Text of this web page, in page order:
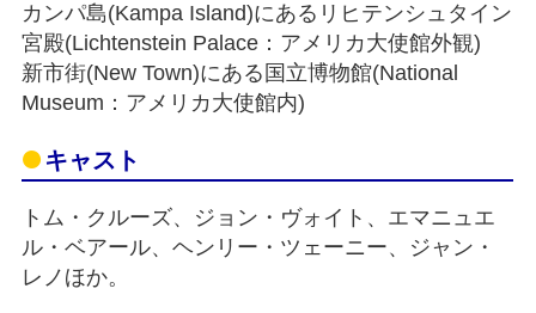
カンパ島(Kampa Island)にあるリヒテンシュタイン
宮殿(Lichtenstein Palace：アメリカ大使館外観)
新市街(New Town)にある国立博物館(National
Museum：アメリカ大使館内)
キャスト
トム・クルーズ、ジョン・ヴォイト、エマニュエ
ル・ベアール、ヘンリー・ツェーニー、ジャン・
レノほか。